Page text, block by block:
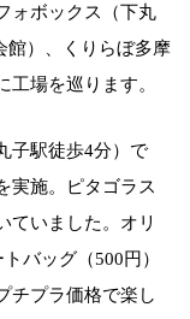
ォボックス（下丸
館）、くりらぼ多摩
工場を巡ります。
子駅徒歩4分）で
実施。ピタゴラス
ていました。オリ
バッグ（500円）
チプラ価格で楽し